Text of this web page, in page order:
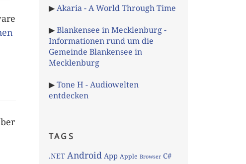
▶Akaria - A World Through Time
▶Blankensee in Mecklenburg -
Informationen rund um die
Gemeinde Blankensee in
Mecklenburg
▶Tone H - Audiowelten
entdecken
TAGS
.NET Android App Apple Browser C#